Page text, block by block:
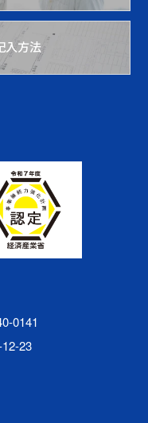
入方法
0141
23